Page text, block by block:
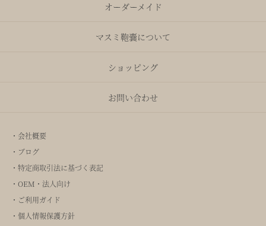
オーダーメイド
マスミ鞄嚢について
ショッピング
お問い合わせ
・会社概要
・ブログ
・特定商取引法に基づく表記
・OEM・法人向け
・ご利用ガイド
・個人情報保護方針